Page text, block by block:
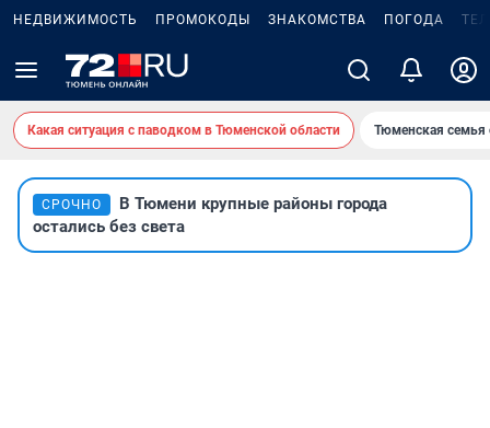
НЕДВИЖИМОСТЬ ПРОМОКОДЫ ЗНАКОМСТВА ПОГОДА
Какая ситуация с паводком в Тюменской области Тюменская семья
СРОЧНО
В Тюмени крупные районы города
остались без света